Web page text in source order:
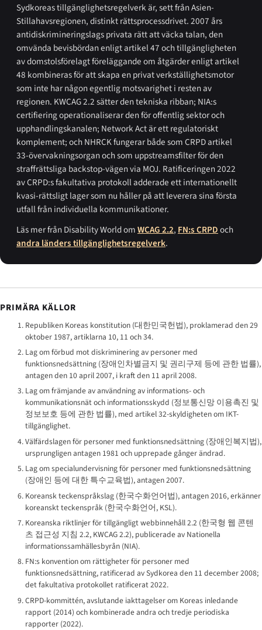
Sydkoreas tillgänglighetsregelverk är, sett från Asien-
Stillahavs­regionen, distinkt rättsprocessdrivet. 2007 års
antidiskrimineringslags privata rätt att väcka talan, den
omvända bevisbördan enligt artikel 47 och tillgängligheten
av domstolsförelagt föreläggande om åtgärder enligt artikel
48 kombineras för att skapa en privat verkställighetsmotor
som inte har någon egentlig motsvarighet i resten av
regionen. KWCAG 2.2 sätter den tekniska ribban; NIA:s
certifiering operationaliserar den för offentlig sektor och
upphandlingskanalen; Network Act är ett regulatoriskt
komplement; och NHRCK fungerar både som CRPD artikel
33-övervakningsorgan och som uppstreamsfilter för den
straffrättsliga backstop-vägen via MOJ. Ratificeringen 2022
av CRPD:s fakultativa protokoll adderade ett internationellt
kvasi-rättsligt lager som nu håller på att leverera sina första
utfall från individuella kommunikationer.
Läs mer från Disability World omWCAG 2.2, FN:s CRPDoch
andra länders tillgänglighetsregelverk.
PRIMÄRA KÄLLOR
Republiken Koreas konstitution (대한민국헌법), proklamerad den 29
oktober 1987, artiklarna 10, 11 och 34.
Lag om förbud mot diskriminering av personer med
funktionsnedsättning (장애인차별금지 및 권리구제 등에 관한 법률),
antagen den 10 april 2007, i kraft den 11 april 2008.
Lag om främjande av användning av informations- och
kommunikationsnät och informationsskydd (정보통신망 이용촉진 및
정보보호 등에 관한 법률), med artikel 32-skyldigheten om IKT-
tillgänglighet.
Välfärdslagen för personer med funktionsnedsättning (장애인복지법),
ursprungligen antagen 1981 och upprepade gånger ändrad.
Lag om specialundervisning för personer med funktionsnedsättning
(장애인 등에 대한 특수교육법), antagen 2007.
Koreansk teckenspråkslag (한국수화언어법), antagen 2016, erkänner
koreanskt teckenspråk (한국수화언어, KSL).
Koreanska riktlinjer för tillgängligt webbinnehåll 2.2 (한국형 웹 콘텐
츠 접근성 지침 2.2, KWCAG 2.2), publicerade av Nationella
informationssamhällesbyrån (NIA).
FN:s konvention om rättigheter för personer med
funktionsnedsättning, ratificerad av Sydkorea den 11 december 2008;
det fakultativa protokollet ratificerat 2022.
CRPD-kommittén, avslutande iakttagelser om Koreas inledande
rapport (2014) och kombinerade andra och tredje periodiska
rapporter (2022).